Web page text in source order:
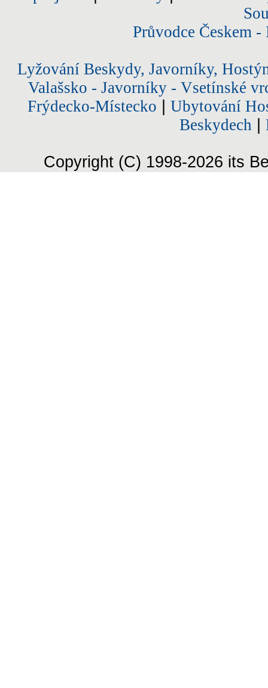
Průvodce Českem
Lyžování Beskydy, Javorníky,
Valašsko - Javorníky - Vsetínské
Frýdecko-Místecko
Ubytování
Beskydech
Copyright (C) 1998-2026 its